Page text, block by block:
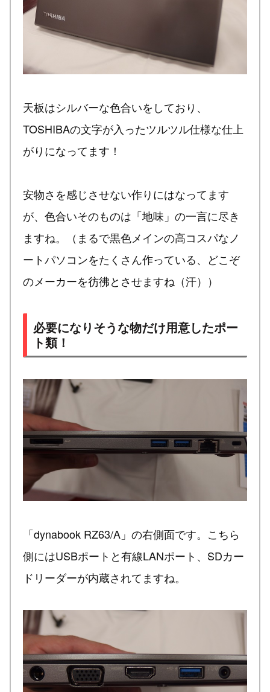
天板はシルバーな色合いをしており、
TOSHIBAの文字が入ったツルツル仕様な仕上
がりになってます！
安物さを感じさせない作りにはなってます
が、色合いそのものは「地味」の一言に尽き
ますね。（まるで黒色メインの高コスパなノ
ートパソコンをたくさん作っている、どこぞ
のメーカーを彷彿とさせますね（汗））
必要になりそうな物だけ用意したポー
ト類！
「dynabook RZ63/A」の右側面です。こちら
側にはUSBポートと有線LANポート、SDカー
ドリーダーが内蔵されてますね。